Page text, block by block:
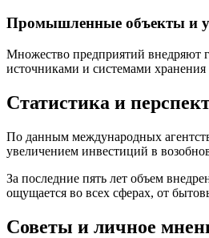
Промышленные объекты и
Множество предприятий внедряют
источниками и системами хранения
Статистика и
По данным международных
увеличением инвестиций в
За последние пять лет объем
ощущается во всех сферах, от
Советы и личное